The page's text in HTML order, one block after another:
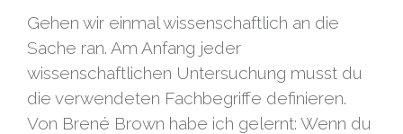
Gehen wir einmal wissenschaftlich an die
Sache ran. Am Anfang jeder
wissenschaftlichen Untersuchung musst du
die verwendeten Fachbegriffe definieren.
Von Brené Brown habe ich gelernt: Wenn du